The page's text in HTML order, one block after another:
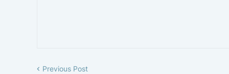
Previous Post